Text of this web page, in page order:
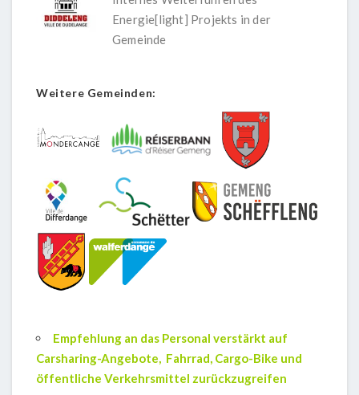
Energie[light] Projekts in der
Gemeinde
Weitere Gemeinden:
Empfehlung an das Personal verstärkt auf
Carsharing-Angebote, Fahrrad, Cargo-Bike und
öffentliche Verkehrsmittel zurückzugreifen